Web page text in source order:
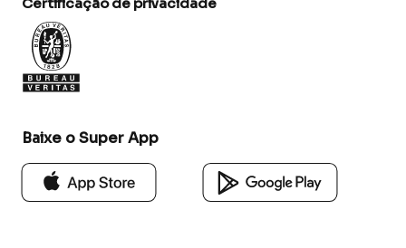
Certificação de privacidade
Baixe o Super App